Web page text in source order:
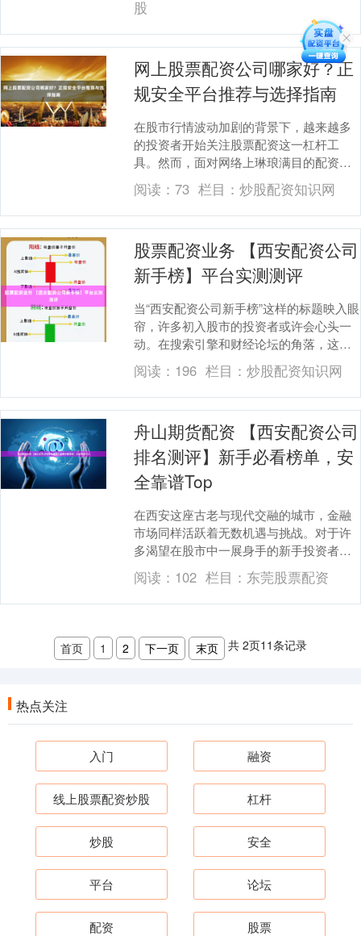
股
网上股票配资公司哪家好？正
规安全平台推荐与选择指南
在股市行情波动加剧的背景下，越来越多
的投资者开始关注股票配资这一杠杆工
具。然而，面对网络上琳琅满目的配资平
台，许多投资者不禁困惑：**网上股票配
资公司哪家好？*....
阅读：73 栏目： 炒股配资知识网
股票配资业务 【西安配资公司
新手榜】平台实测测评
当“西安配资公司新手榜”这样的标题映入眼
帘，许多初入股市的投资者或许会心头一
动。在搜索引擎和财经论坛的角落，这类
榜单悄然流传，承诺为新手打开“快速致富”
的大门。....
阅读： 196 栏目： 炒股配资知识网
舟山期货配资 【西安配资公司
排名测评】新手必看榜单，安
全靠谱Top
在西安这座古老与现代交融的城市，金融
市场同样活跃着无数机遇与挑战。对于许
多渴望在股市中一展身手的新手投资者而
言，配资如同一把双刃剑，既能放大收
益，也潜藏着不容忽....
阅读： 102 栏目： 东莞股票配资
首页 1 2 下一页 末页 共 2页11条记录
热点关注
入门 融资
线上股票配资炒股 杠杆
炒股 安全
平台 论坛
配资 股票